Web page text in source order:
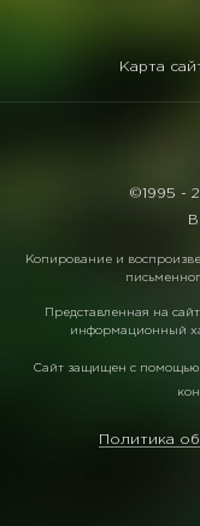
Карта
©1995 -
Копирование и
Представленная на
информационный
Сайт защищен с помощью
Политика